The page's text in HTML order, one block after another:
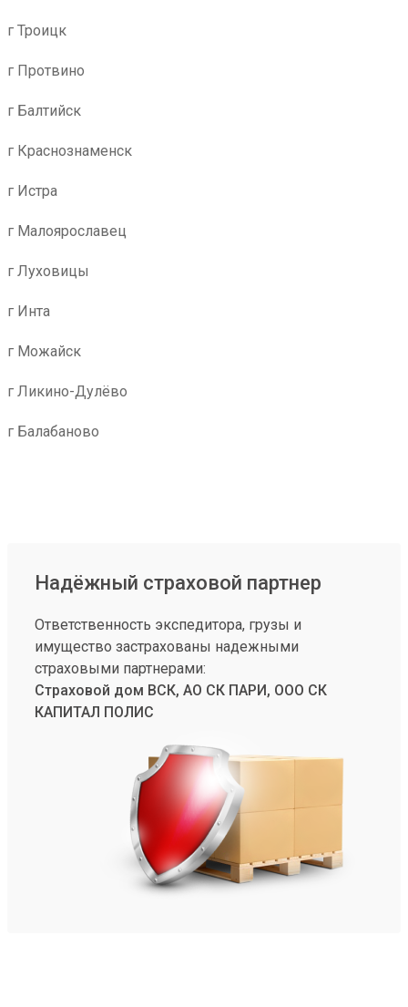
г Троицк
г Протвино
г Балтийск
г Краснознаменск
г Истра
г Малоярославец
г Луховицы
г Инта
г Можайск
г Ликино-Дулёво
г Балабаново
Надёжный страховой партнер
Ответственность экспедитора, грузы и
имущество застрахованы надежными
страховыми партнерами:
Страховой дом ВСК, АО СК ПАРИ, ООО СК
КАПИТАЛ ПОЛИС